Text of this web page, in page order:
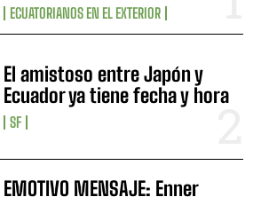
ECUATORIANOS EN EL EXTERIOR
El amistoso entre Japón y
Ecuador ya tiene fecha y hora
SF
EMOTIVO MENSAJE: Enner